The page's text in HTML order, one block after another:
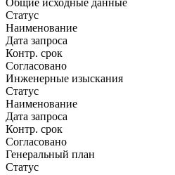
Общие исходные данные
Статус
Наименование
Дата запроса
Контр. срок
Согласовано
Инженерные изыскания
Статус
Наименование
Дата запроса
Контр. срок
Согласовано
Генеральный план
Статус